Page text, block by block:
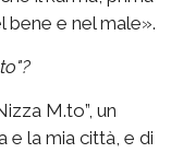
bene e nel male».
M.to”, un
e la mia città, e di